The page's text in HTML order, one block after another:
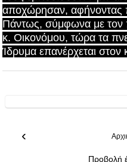
αποχώρησαν, αφήνοντας
Πάντως, σύμφωνα με τον
κ. Οικονόμου, τώρα τα
Ίδρυμα επανέρχεται στον
‹
Προβολή